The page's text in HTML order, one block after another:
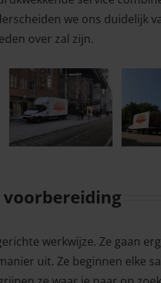
we ons duidelijk
over zal zijn.
voorbereiding
werkwijze. Ze gaan
uit. Ze beginnen elke